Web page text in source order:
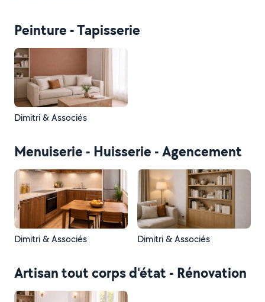
Peinture - Tapisserie
Dimitri & Associés
Menuiserie - Huisserie - Agencement
Dimitri & Associés Dimitri & Associés
Artisan tout corps d'état - Rénovation